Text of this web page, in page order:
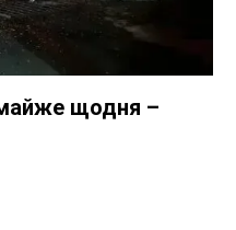
щодня –